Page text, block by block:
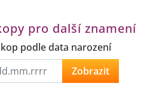
pro další znamení
podle data narození
Zobrazit